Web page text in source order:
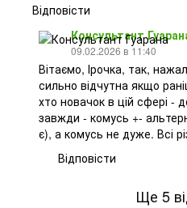
Відповісти
Консультант
09.02.2026 в 11:40
Вітаємо, Ірочка, так,
сильно відчутна якщо
хто новачок в цій сфері -
завжди - комусь +-
є), а комусь не дуже. Всі
Відповісти
Ще 5